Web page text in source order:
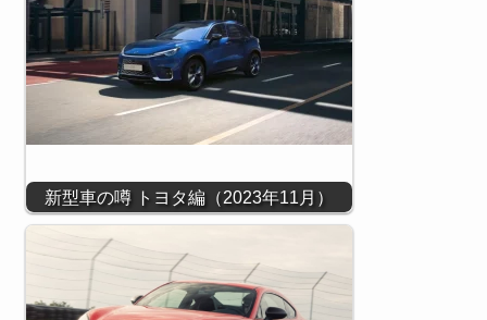
新型車の噂 トヨタ編（2023年11月）